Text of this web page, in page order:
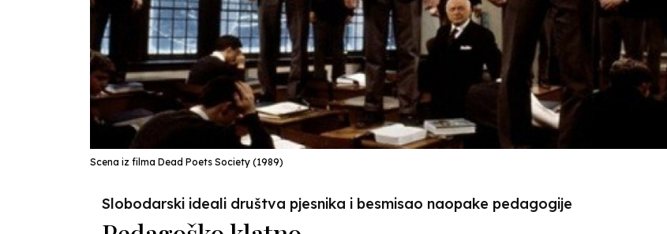
Scena iz filma Dead Poets Society (1989)
Slobodarski ideali društva pjesnika i besmisao naopake pedagogije